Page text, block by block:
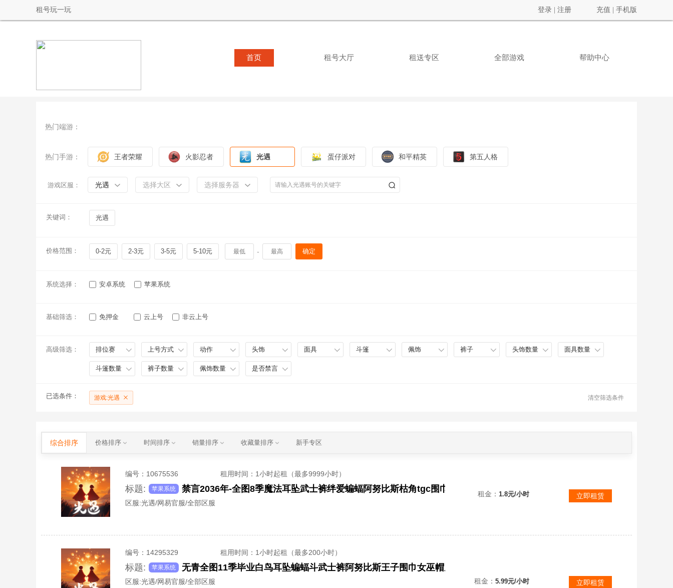
租号玩一玩 登录 注册 充值 手机版
首页 租号大厅 租送专区 全部游戏 帮助中心
热门端游：
热门手游： 王者荣耀 火影忍者 光遇 蛋仔派对 和平精英 第五人格
游戏区服： 光遇 选择大区 选择服务器
关键词： 光遇
价格范围： 0-2元 2-3元 3-5元 5-10元 - 确定
系统选择： 安卓系统 苹果系统
基础筛选： 免押金 云上号 非云上号
高级筛选： 排位赛 上号方式 动作 头饰 面具 斗篷 佩饰 裤子 头饰数量 面具数量
斗篷数量 裤子数量 佩饰数量 是否禁言
已选条件： 游戏:光遇 清空筛选条件
综合排序 价格排序 时间排序 销量排序 收藏量排序 新手专区
编号： 10675536 租用时间 ：1小时起租（最多9999小时）
标题: 苹果系统 禁言2036年-全图8季魔法耳坠武士裤绊爱蝙蝠阿努比斯枯角tgc围巾粽子夹克
区服:光遇/网易官服/全部区服
租金： 1.8元/小时 立即租赁
编号： 14295329 租用时间 ：1小时起租（最多200小时）
标题: 苹果系统 无青全图11季毕业白鸟耳坠蝙蝠斗武士裤阿努比斯王子围巾女巫帽虚荣
区服:光遇/网易官服/全部区服 租金： 5.99元/小时 立即租赁